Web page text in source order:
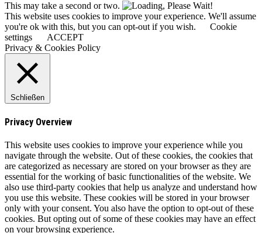
This may take a second or two.
This website uses cookies to improve your experience. We'll assume
you're ok with this, but you can opt-out if you wish.
Cookie
settings
ACCEPT
Privacy & Cookies Policy
Schließen
Privacy Overview
This website uses cookies to improve your experience while you
navigate through the website. Out of these cookies, the cookies that
are categorized as necessary are stored on your browser as they are
essential for the working of basic functionalities of the website. We
also use third-party cookies that help us analyze and understand how
you use this website. These cookies will be stored in your browser
only with your consent. You also have the option to opt-out of these
cookies. But opting out of some of these cookies may have an effect
on your browsing experience.